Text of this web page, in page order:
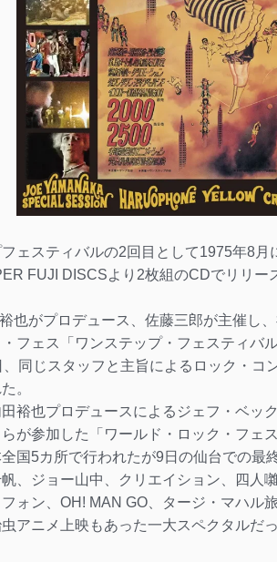
ェスティバルの2回目として1975年8
FUJI DISCSより2枚組のCDでリリー
也がプロデュース、佐藤三郎が主催し
フェス「ワンステップ・フェスティバル
同じスタッフと主旨によるロック・コ
。
裕也プロデュースによるジェフ・ベッ
が参加した「ワールド・ロック・フェ
国5カ所で行われたが9日の仙台での最
、ジョー山中、クリエイション、四人
ォン、OH! MAN GO、タージ・マハル
アニメ上映もあった一大スペクタルだっ